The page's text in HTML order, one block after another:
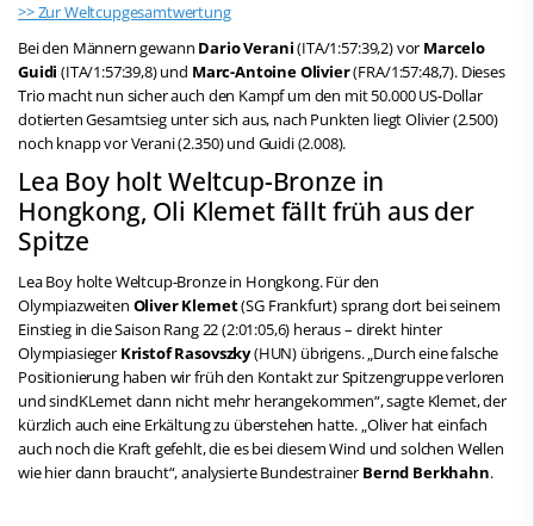
>> Zur Weltcupgesamtwertung
Bei den Männern gewann Dario Verani(ITA/1:57:39,2) vor Marcelo
Guidi (ITA/1:57:39,8) und Marc-Antoine Olivier(FRA/1:57:48,7). Dieses
Trio macht nun sicher auch den Kampf um den mit 50.000 US-Dollar
dotierten Gesamtsieg unter sich aus, nach Punkten liegt Olivier (2.500)
noch knapp vor Verani (2.350) und Guidi (2.008).
Lea Boy holt Weltcup-Bronze in
Hongkong, Oli Klemet fällt früh aus der
Spitze
Lea Boy holte Weltcup-Bronze in Hongkong. Für den
Olympiazweiten Oliver Klemet(SG Frankfurt) sprang dort bei seinem
Einstieg in die Saison Rang 22 (2:01:05,6) heraus – direkt hinter
Olympiasieger Kristof Rasovszky(HUN) übrigens. „Durch eine falsche
Positionierung haben wir früh den Kontakt zur Spitzengruppe verloren
und sindKLemet dann nicht mehr herangekommen“, sagte Klemet, der
kürzlich auch eine Erkältung zu überstehen hatte. „Oliver hat einfach
auch noch die Kraft gefehlt, die es bei diesem Wind und solchen Wellen
wie hier dann braucht“, analysierte Bundestrainer Bernd Berkhahn.